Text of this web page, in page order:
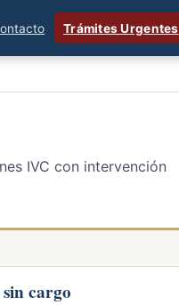
Trámites Urgentes
IVC con intervención
cargo